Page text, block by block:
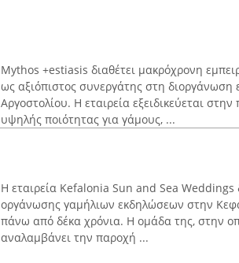
Mythos +estiasis διαθέτει μακρόχρονη
ως αξιόπιστος συνεργάτης στη
Αργοστολίου. Η εταιρεία εξειδικεύεται
υψηλής ποιότητας για γάμους, ...
Η εταιρεία Kefalonia Sun and Sea Weddings
οργάνωσης γαμήλιων εκδηλώσεων στην
πάνω από δέκα χρόνια. Η ομάδα της, στην
αναλαμβάνει την παροχή ...